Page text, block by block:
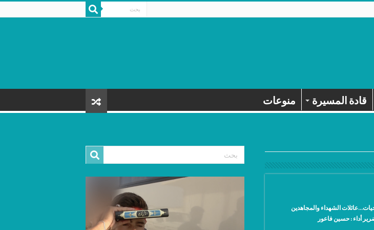
قادة المسيرة منوعات
الشهداء والمجاهدين
أداء : حسين فاعور